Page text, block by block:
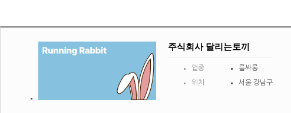
주식회사 달리는토끼
업종 룸싸롱
위치 서울 강남구